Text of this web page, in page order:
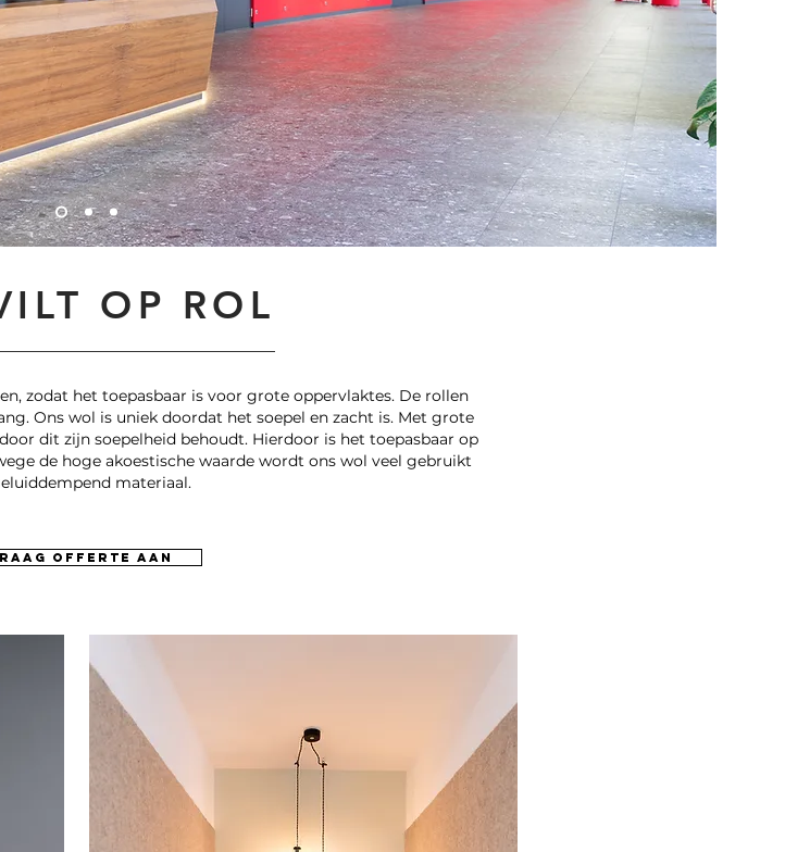
OP ROL
zodat het toepasbaar is voor grote oppervlaktes. De rollen
Ons wol is uniek doordat het soepel en zacht is. Met grote
dit zijn soepelheid behoudt. Hierdoor is het toepasbaar op
de hoge akoestische waarde wordt ons wol veel gebruikt
materiaal.
offerte aan